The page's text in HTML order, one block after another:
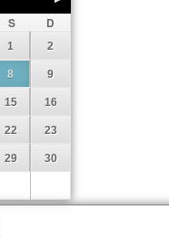
S D
1 2
8 9
15 16
22 23
29 30